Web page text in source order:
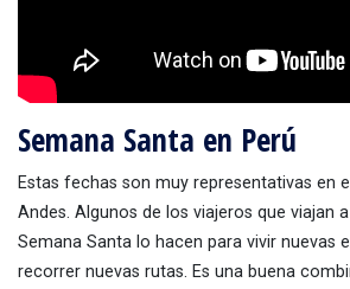
Semana Santa en Perú
Estas fechas son muy representativas en
Andes. Algunos de los viajeros que viajan
Semana Santa lo hacen para vivir nuevas
recorrer nuevas rutas. Es una buena